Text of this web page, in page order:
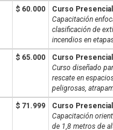
$ 60.000
Curso Presencial
Capacitación
clasificación de
incendios en
$ 65.000
Curso Presencial
Curso diseñado
rescate en
peligrosas,
$ 71.999
Curso Presencial
Capacitación
de 1,8 metros de